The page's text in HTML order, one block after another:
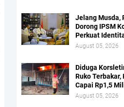
Jelang Musda,
Dorong IPSM
Perkuat
August 05, 2026
Diduga
Ruko Terbakar,
Capai Rp1,5
August 05, 2026